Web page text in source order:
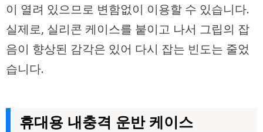
이 열려 있으므로 변함없이 이용할 수 있습니다.
실제로, 실리콘 케이스를 붙이고 나서 그립의 잡
음이 향상된 감각은 있어 다시 잡는 빈도는 줄었
습니다.
휴대용 내충격 운반 케이스